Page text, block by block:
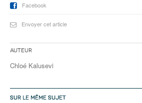
Facebook
Envoyer cet article
Auteur
Chloé Kalusevi
SUR LE MÊME SUJET